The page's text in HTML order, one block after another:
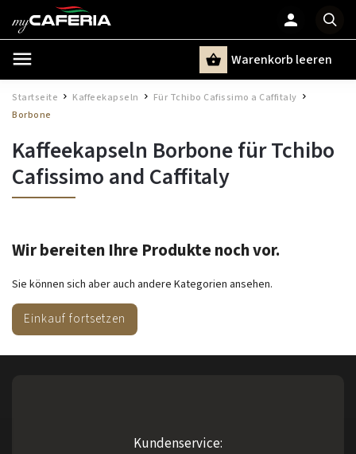
Warenkorb leeren
Startseite / Kaffeekapseln Für Tchibo Cafissimo a Caffitaly
Borbone
Kaffeekapseln Borbone für Tchibo
Cafissimo and Caffitaly
Wir bereiten Ihre Produkte noch vor.
Sie können sich aber auch andere Kategorien ansehen.
Einkauf fortsetzen
Kundenservice: